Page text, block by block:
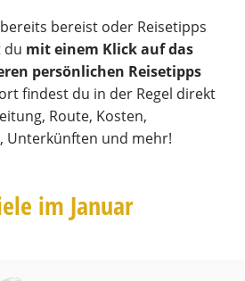
bereist oder Reisetipps
du mit einem Klick auf das
persönlichen Reisetipps
findest du in der Regel direkt
Route, Kosten,
Unterkünften und mehr!
im Januar